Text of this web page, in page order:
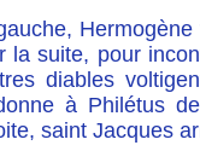
la suite, pour
diables
à Philétus
saint Jacques